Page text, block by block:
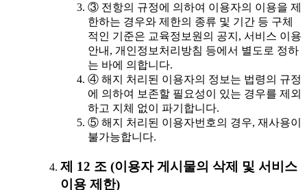
③ 전항의 규정에 의하여 이용자의 이용을 제
한하는 경우와 제한의 종류 및 기간 등 구체
적인 기준은 교육정보원의 공지, 서비스 이용
안내, 개인정보처리방침 등에서 별도로 정하
는 바에 의합니다.
④ 해지 처리된 이용자의 정보는 법령의 규정
에 의하여 보존할 필요성이 있는 경우를 제외
하고 지체 없이 파기합니다.
⑤ 해지 처리된 이용자번호의 경우, 재사용이
불가능합니다.
제 12 조 (이용자 게시물의 삭제 및 서비스
이용 제한)